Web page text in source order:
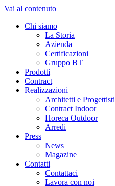
Vai al contenuto
Chi siamo
La Storia
Azienda
Certificazioni
Gruppo BT
Prodotti
Contract
Realizzazioni
Architetti e Progettisti
Contract Indoor
Horeca Outdoor
Arredi
Press
News
Magazine
Contatti
Contattaci
Lavora con noi